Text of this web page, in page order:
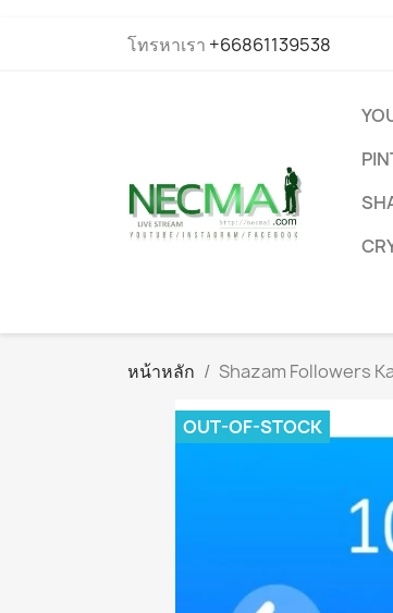
โทรหาเรา +66861139538
หน้าหลัก Shazam Followers
OUT-OF-STOCK